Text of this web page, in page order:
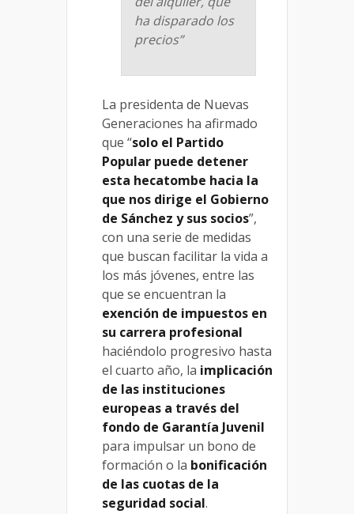
ha disparado los
precios”
La presidenta de Nuevas
Generaciones ha afirmado
que “solo el Partido
Popular puede detener
esta hecatombe hacia la
que nos dirige el Gobierno
de Sánchez y sus socios”,
con una serie de medidas
que buscan facilitar la vida a
los más jóvenes, entre las
que se encuentran la
exención de impuestos en
su carrera profesional
haciéndolo progresivo hasta
el cuarto año, la implicación
de las instituciones
europeas a través del
fondo de Garantía Juvenil
para impulsar un bono de
formación o la bonificación
de las cuotas de la
seguridad social.